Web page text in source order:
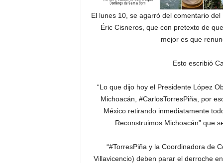
El lunes 10, se agarró del comentario
Éric Cisneros, que con pretexto de
mejor es que
Esto escribió
“Lo que dijo hoy el Presidente López
Michoacán, #CarlosTorresPiña, por
México retirando inmediatamente
Reconstruimos Michoacán” que
“#TorresPiña y la Coordinadora de
Villavicencio) deben parar el derroche